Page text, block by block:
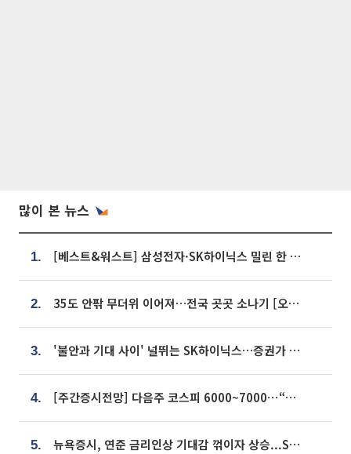
많이 본 뉴스
1. [베스트&워스트] 삼성전자·SK하이닉스 밀린 한 주…상상인증권은 85% 급등
2. 35도 안팎 무더위 이어져…전국 곳곳 소나기 [오늘 날씨]
3. '불안과 기대 사이' 널뛰는 SK하이닉스…증권가 "HBM4·LTA 기반 펀터멘털 견고"
4. [주간증시전망] 다음주 코스피 6000~7000⋯“外人 수급은 정책이 변수”
5. 뉴욕증시, 연준 금리인상 기대감 꺾이자 상승...S&P500 사상 최고치 [종합]